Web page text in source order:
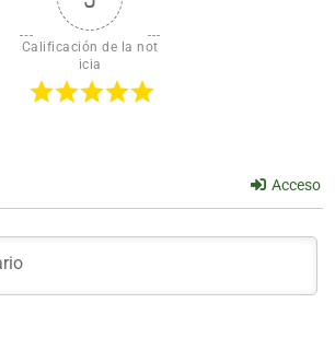
Calificación de la not
icia
Acceso